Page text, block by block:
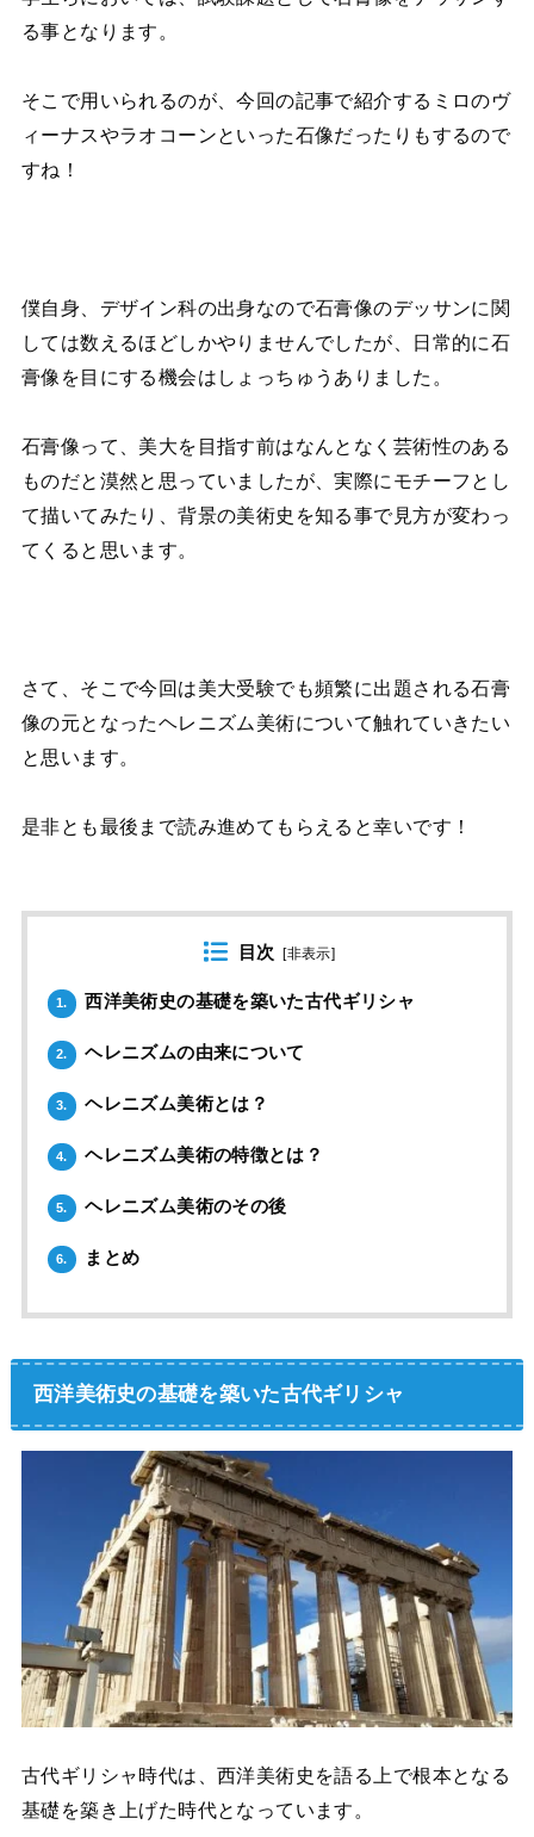
る事となります。
そこで用いられるのが、今回の記事で紹介するミロのヴ
ィーナスやラオコーンといった石像だったりもするので
すね！
僕自身、デザイン科の出身なので石膏像のデッサンに関
しては数えるほどしかやりませんでしたが、日常的に石
膏像を目にする機会はしょっちゅうありました。
石膏像って、美大を目指す前はなんとなく芸術性のある
ものだと漠然と思っていましたが、実際にモチーフとし
て描いてみたり、背景の美術史を知る事で見方が変わっ
てくると思います。
さて、そこで今回は美大受験でも頻繁に出題される石膏
像の元となったヘレニズム美術について触れていきたい
と思います。
是非とも最後まで読み進めてもらえると幸いです！
目次 [非表示]
1. 西洋美術史の基礎を築いた古代ギリシャ
2. ヘレニズムの由来について
3. ヘレニズム美術とは？
4. ヘレニズム美術の特徴とは？
5. ヘレニズム美術のその後
6. まとめ
西洋美術史の基礎を築いた古代ギリシャ
古代ギリシャ時代は、西洋美術史を語る上で根本となる
基礎を築き上げた時代となっています。